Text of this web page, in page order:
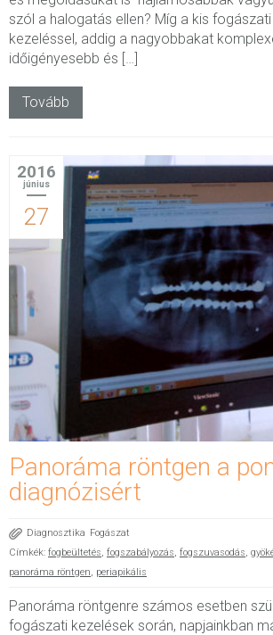
szól a halogatás ellen? Míg a kis
kezeléssel, addig a nagyobbakat
időigényesebb és […]
Tovább
2016
június
27
Panoráma röntgen a
diagnózisért
Diagnosztika Fogászat
Címkék: fogbeültetés, fogszabályozás, fogszuvasodás,
panoráma röntgen, periapikális
Panoráma röntgenre számos esetben
fogászati kezelések során, napjainkban